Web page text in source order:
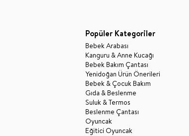
Popüler Kategoriler
Bebek Arabası
Kanguru & Anne Kucağı
Bebek Bakım Çantası
Yenidoğan Ürün Önerileri
Bebek & Çocuk Bakım
Gıda & Beslenme
Suluk & Termos
Beslenme Çantası
Oyuncak
Eğitici Oyuncak